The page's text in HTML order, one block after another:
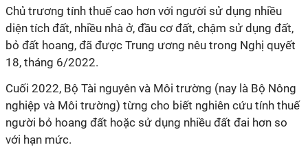
Chủ trương tính thuế cao hơn với người sử dụng nhiều
diện tích đất, nhiều nhà ở, đầu cơ đất, chậm sử dụng đất,
bỏ đất hoang, đã được Trung ương nêu trong Nghị quyết
18, tháng 6/2022.
Cuối 2022, Bộ Tài nguyên và Môi trường (nay là Bộ Nông
nghiệp và Môi trường) từng cho biết nghiên cứu tính thuế
người bỏ hoang đất hoặc sử dụng nhiều đất đai hơn so
với hạn mức.